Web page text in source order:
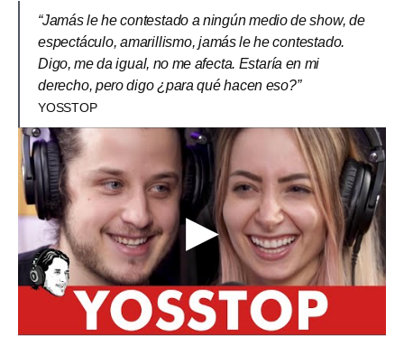
“Jamás le he contestado a ningún medio de show, de
espectáculo, amarillismo, jamás le he contestado.
Digo, me da igual, no me afecta. Estaría en mi
derecho, pero digo ¿para qué hacen eso?”
YOSSTOP